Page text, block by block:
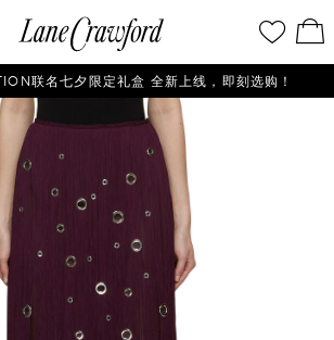
佛
探
索
你
的
时
尚
界
的
愿
望
清
单
看
／
修
购
联名七夕限定礼盒 全新上线，即刻选购！